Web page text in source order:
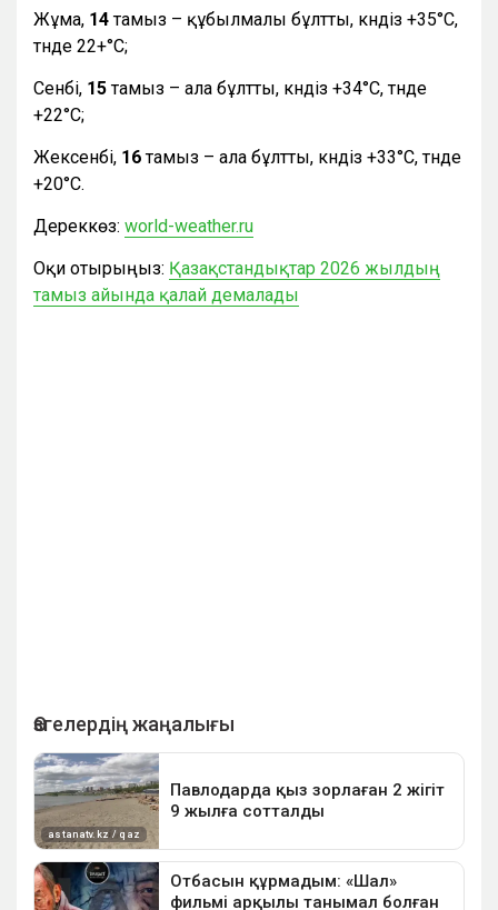
Жұма, 14тамыз – құбылмалы бұлтты, күндіз +35°С,
түнде 22+°С;
Сенбі, 15тамыз – ала бұлтты, күндіз +34°С, түнде
+22°С;
Жексенбі, 16тамыз – ала бұлтты, күндіз +33°С, түнде
+20°С.
Дереккөз: world-weather.ru
Оқи отырыңыз: Қазақстандықтар 2026 жылдың
тамыз айында қалай демалады